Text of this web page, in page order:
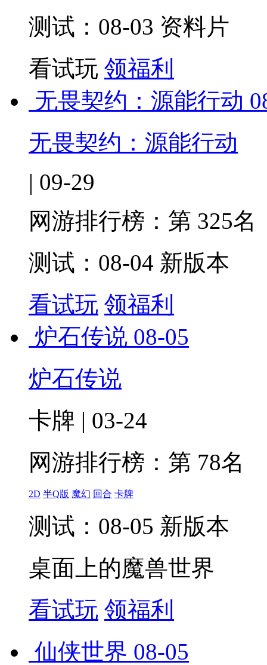
测试：08-03 资料片
看试玩 领福利
无畏契约：源能行动
无畏契约：源能行动
| 09-29
网游排行榜： 第 325名
测试：08-04 新版本
看试玩 领福利
炉石传说 08-05
炉石传说
卡牌 | 03-24
网游排行榜： 第 78名
2D 半Q版 魔幻 回合 卡牌
测试：08-05 新版本
桌面上的魔兽世界
看试玩 领福利
仙侠世界 08-05